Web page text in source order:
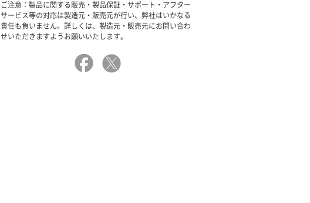
ご注意：製品に関する販売・製品保証・サポート・アフター
サービス等の対応は製造元・販売元が行い、弊社はいかなる
責任も負いません。詳しくは、製造元・販売元にお問い合わ
せいただきますようお願いいたします。